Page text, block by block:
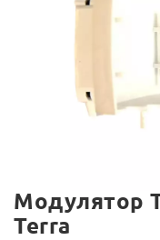
Модулятор
Terra